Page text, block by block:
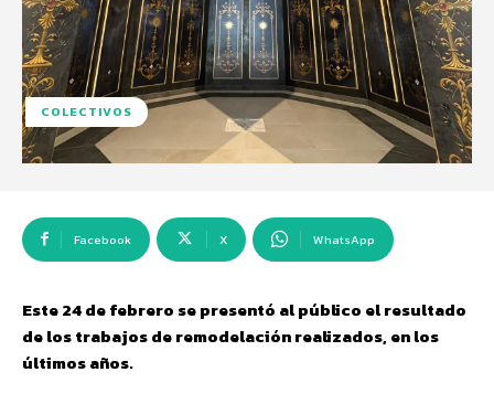
COLECTIVOS
Facebook X WhatsApp
Este 24 de febrero se presentó al público el resultado
de los trabajos de remodelación realizados, en los
últimos años.